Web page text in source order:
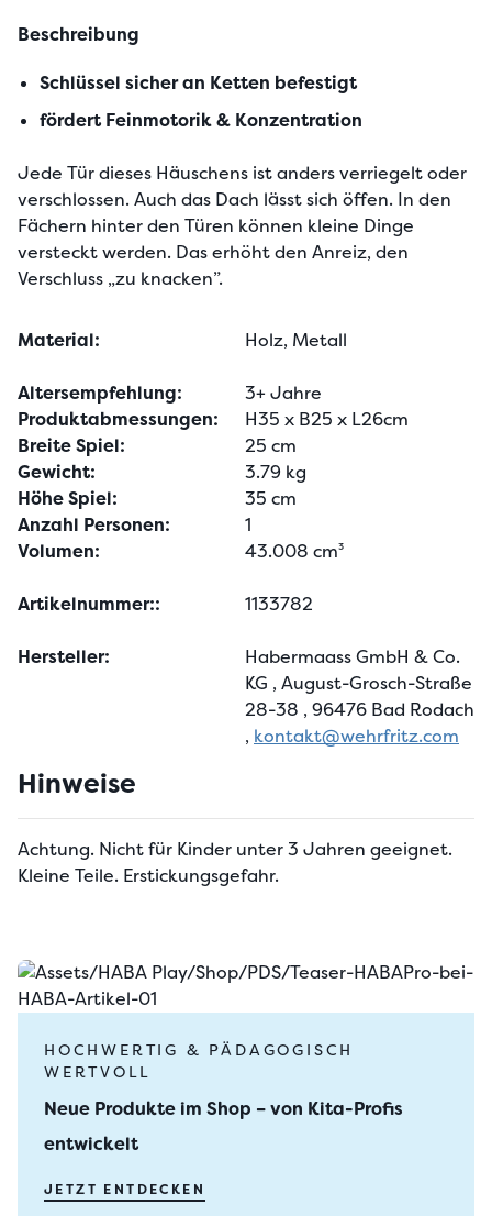
Beschreibung
Schlüssel sicher an Ketten befestigt
fördert Feinmotorik & Konzentration
Jede Tür dieses Häuschens ist anders verriegelt oder
verschlossen. Auch das Dach lässt sich öffen. In den
Fächern hinter den Türen können kleine Dinge
versteckt werden. Das erhöht den Anreiz, den
Verschluss „zu knacken”.
Material: Holz, Metall
Altersempfehlung:
3+ Jahre
Produktabmessungen:
H35 x B25 x L26cm
Breite Spiel:
25 cm
Gewicht:
3.79 kg
Höhe Spiel:
35 cm
Anzahl Personen:
1
Volumen:
43.008 cm³
Artikelnummer:: 1133782
Hersteller:
Habermaass GmbH & Co.
KG , August-Grosch-Straße
28-38 , 96476 Bad Rodach
, kontakt@wehrfritz.com
Hinweise
Achtung. Nicht für Kinder unter 3 Jahren geeignet.
Kleine Teile. Erstickungsgefahr.
HOCHWERTIG & PÄDAGOGISCH
WERTVOLL
Neue Produkte im Shop – von Kita-Profis
entwickelt
JETZT ENTDECKEN